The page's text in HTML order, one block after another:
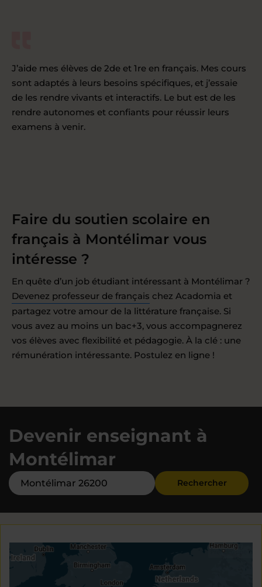
J’aide mes élèves de 2de et 1re en français. Mes cours
sont adaptés à leurs besoins spécifiques, et j’essaie
de les rendre vivants et interactifs. Le but est de les
rendre autonomes et confiants pour réussir leurs
examens à venir.
Faire du soutien scolaire en
français à Montélimar vous
intéresse ?
En quête d’un job étudiant intéressant à Montélimar ?
Devenez professeur de français chez Acadomia et
partagez votre amour de la littérature française. Si
vous avez au moins un bac+3, vous accompagnerez
vos élèves avec flexibilité et pédagogie. À la clé : une
rémunération intéressante. Postulez en ligne !
Devenir enseignant à
Montélimar
Rechercher